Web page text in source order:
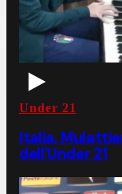
Under 21
Italia,
dell'Under 21